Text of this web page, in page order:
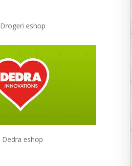
Drogeri eshop
Dedra eshop